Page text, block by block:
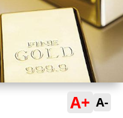
A+ A-